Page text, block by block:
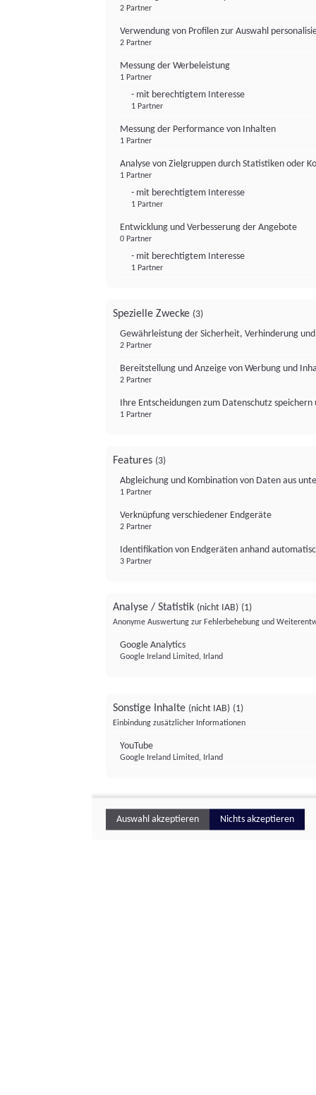
2 Partner
Verwendung von Profilen zur Auswahl
2 Partner
Messung der Werbeleistung
1 Partner
- mit berechtigtem Interesse
1 Partner
Messung der Performance von Inhalten
1 Partner
Analyse von Zielgruppen durch Statistiken oder
1 Partner
- mit berechtigtem Interesse
1 Partner
Entwicklung und Verbesserung der Angebote
0 Partner
- mit berechtigtem Interesse
1 Partner
Spezielle Zwecke (3)
Gewährleistung der Sicherheit, Verhinderung
2 Partner
Bereitstellung und Anzeige von Werbung und
2 Partner
Ihre Entscheidungen zum Datenschutz
1 Partner
Features (3)
Abgleichung und Kombination von Daten aus
1 Partner
Verknüpfung verschiedener Endgeräte
2 Partner
Identifikation von Endgeräten anhand
3 Partner
Analyse / Statistik (nicht IAB) (1)
Anonyme Auswertung zur Fehlerbehebung und
Google Analytics
Google Ireland Limited, Irland
Sonstige Inhalte (nicht IAB) (1)
Einbindung zusätzlicher Informationen
YouTube
Google Ireland Limited, Irland
Auswahl akzeptieren Nichts akzeptieren